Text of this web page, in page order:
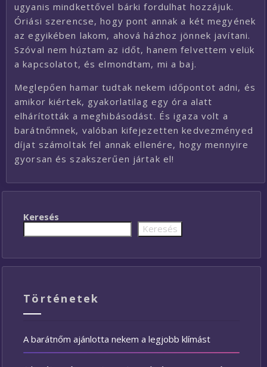
ugyanis mindkettővel bárki fordulhat hozzájuk.
Óriási szerencse, hogy pont annak a két megyének
az egyikében lakom, ahová házhoz jönnek javítani.
Szóval nem húztam az időt, hanem felvettem velük
a kapcsolatot, és elmondtam, mi a baj.
Meglepően hamar tudtak nekem időpontot adni, és
amikor kiértek, gyakorlatilag egy óra alatt
elhárították a meghibásodást. És igaza volt a
barátnőmnek, valóban kifejezetten kedvezményed
díjat számoltak fel annak ellenére, hogy mennyire
gyorsan és szakszerűen jártak el!
Keresés
Keresés
Történetek
A barátnőm ajánlotta nekem a legjobb klímást